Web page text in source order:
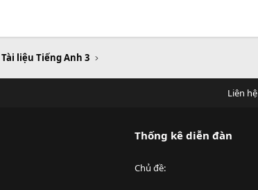
Tài liệu Tiếng Anh 3
Liên hệ
Thống kê diễn đàn
Chủ đề